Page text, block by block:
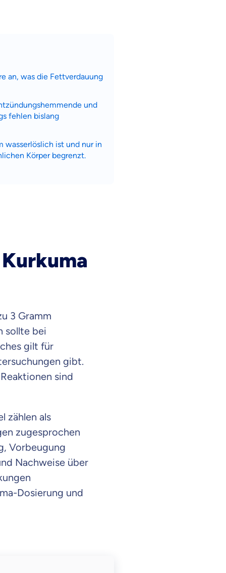
an, was die Fettverdauung
und
fehlen bislang
wasserlöslich ist und nur in
Körper begrenzt.
3 Gramm
sollte bei
gilt für
gibt.
sind
zählen als
zugesprochen
Vorbeugung
Nachweise über
Dosierung und